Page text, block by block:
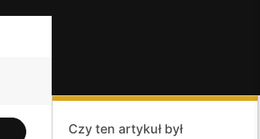
Czy ten artykuł był